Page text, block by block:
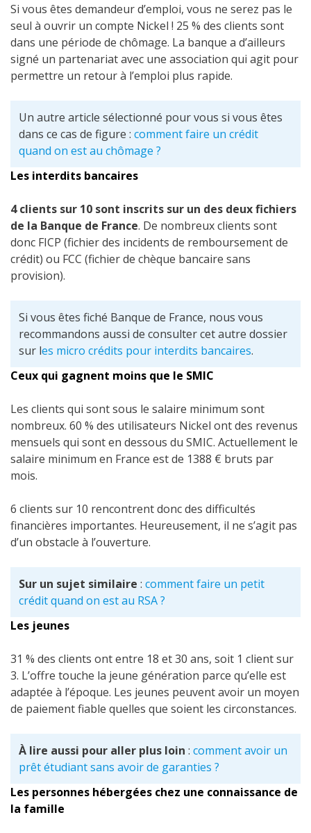
Si vous êtes demandeur d’emploi, vous ne serez pas le
seul à ouvrir un compte Nickel ! 25 % des clients sont
dans une période de chômage. La banque a d’ailleurs
signé un partenariat avec une association qui agit pour
permettre un retour à l’emploi plus rapide.
Un autre article sélectionné pour vous si vous êtes
dans ce cas de figure : comment faire un crédit
quand on est au chômage ?
Les interdits bancaires
4 clients sur 10 sont inscrits sur un des deux fichiers
de la Banque de France. De nombreux clients sont
donc FICP (fichier des incidents de remboursement de
crédit) ou FCC (fichier de chèque bancaire sans
provision).
Si vous êtes fiché Banque de France, nous vous
recommandons aussi de consulter cet autre dossier
sur les micro crédits pour interdits bancaires.
Ceux qui gagnent moins que le SMIC
Les clients qui sont sous le salaire minimum sont
nombreux. 60 % des utilisateurs Nickel ont des revenus
mensuels qui sont en dessous du SMIC. Actuellement le
salaire minimum en France est de 1388 € bruts par
mois.
6 clients sur 10 rencontrent donc des difficultés
financières importantes. Heureusement, il ne s’agit pas
d’un obstacle à l’ouverture.
Sur un sujet similaire : comment faire un petit
crédit quand on est au RSA ?
Les jeunes
31 % des clients ont entre 18 et 30 ans, soit 1 client sur
3. L’offre touche la jeune génération parce qu’elle est
adaptée à l’époque. Les jeunes peuvent avoir un moyen
de paiement fiable quelles que soient les circonstances.
À lire aussi pour aller plus loin : comment avoir un
prêt étudiant sans avoir de garanties ?
Les personnes hébergées chez une connaissance de
la famille